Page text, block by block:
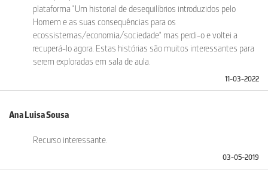
plataforma "Um historial de desequilíbrios introduzidos pelo
Homem e as suas consequências para os
ecossistemas/economia/sociedade" mas perdi-o e voltei a
recuperá-lo agora. Estas histórias são muitos interessantes para
serem exploradas em sala de aula.
11-03-2022
Ana Luisa Sousa
Recurso interessante.
03-05-2019